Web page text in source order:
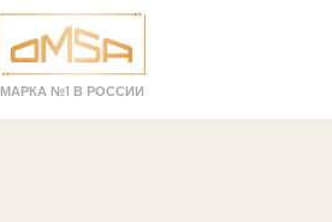
МАРКА №1 В РОССИИ